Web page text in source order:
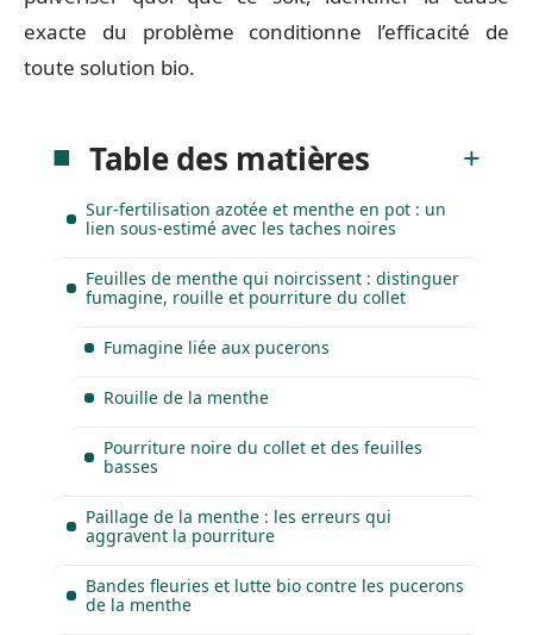
exacte du problème conditionne l’efficacité de
toute solution bio.
Table des matières
Sur-fertilisation azotée et menthe en pot : un
lien sous-estimé avec les taches noires
Feuilles de menthe qui noircissent : distinguer
fumagine, rouille et pourriture du collet
Fumagine liée aux pucerons
Rouille de la menthe
Pourriture noire du collet et des feuilles
basses
Paillage de la menthe : les erreurs qui
aggravent la pourriture
Bandes fleuries et lutte bio contre les pucerons
de la menthe